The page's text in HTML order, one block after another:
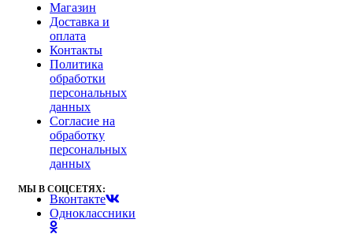
Магазин
Доставка и
оплата
Контакты
Политика
обработки
персональных
данных
Согласие на
обработку
персональных
данных
МЫ В СОЦСЕТЯХ:
Вконтакте
Одноклассники